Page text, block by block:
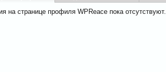
на странице профиля WPReace пока отсутствуют.